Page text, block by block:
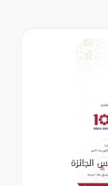
الجائزة